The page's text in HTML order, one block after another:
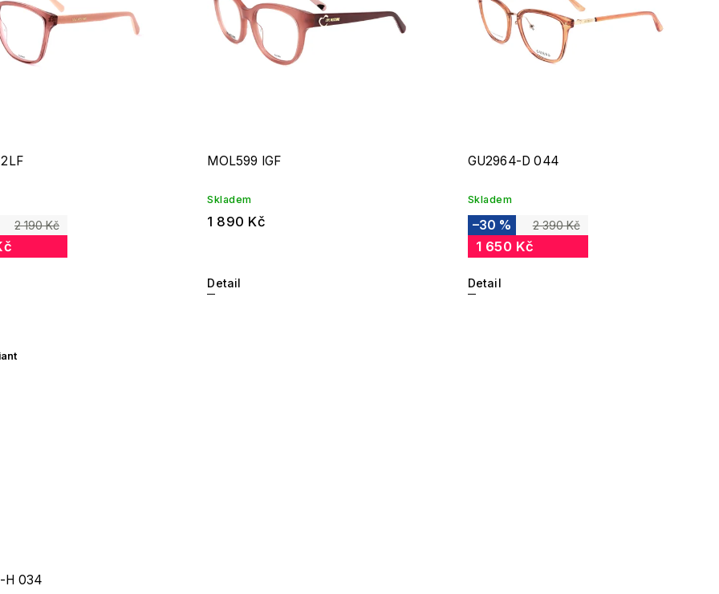
2 190 Kč
MOL599 IGF
Skladem
1 890 Kč
Detail
GU2964-D 044
Skladem
2 390 Kč
–30 %
1 650 Kč
Detail
H 034